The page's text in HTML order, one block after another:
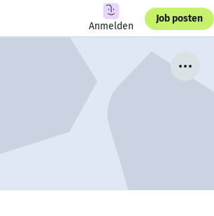
Anmelden
Job posten